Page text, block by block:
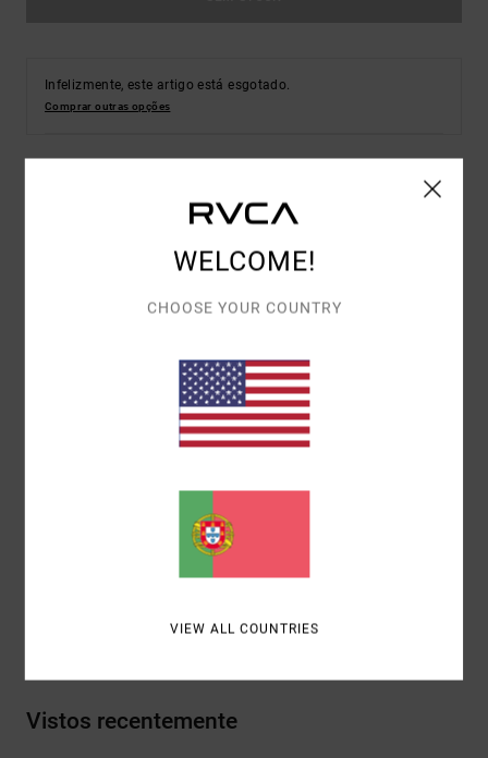
Infelizmente, este artigo está esgotado.
Comprar outras opções
Detalhes e funcionalidades
T-shirt de mangas curtas Castanho Homem
100% algodão orgânico [200 g/m2]
Descontraído
Redonda canelada
Etiqueta da marca:Serigrafia à frente e atrás
[Tecido principal] 100% algodão orgânico
Envio& Devoluciones
Vistos recentemente
WELCOME!
CHOOSE YOUR COUNTRY
VIEW ALL COUNTRIES